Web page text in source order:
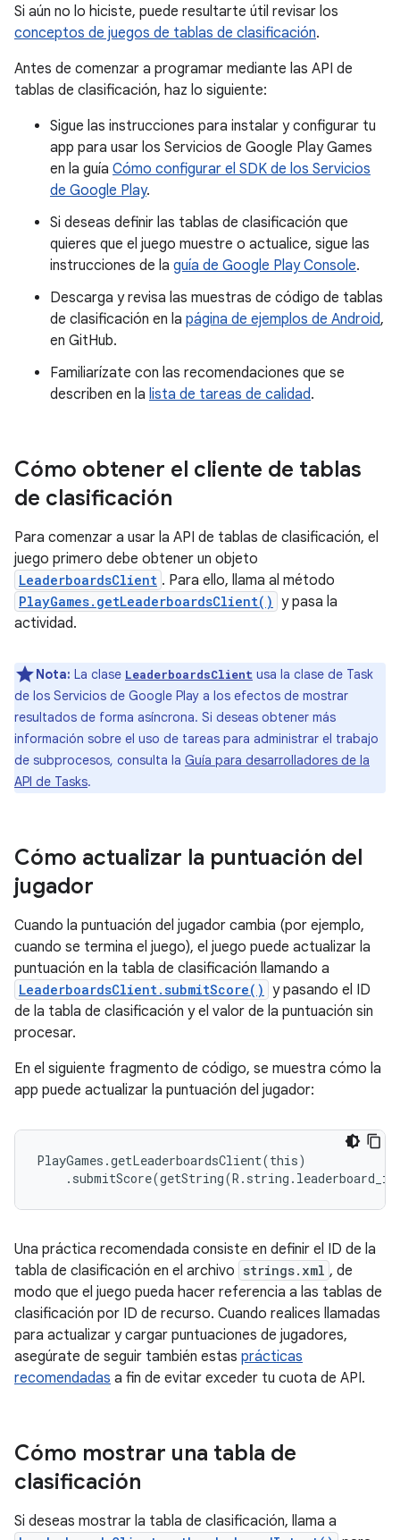
Si aún no lo hiciste, puede resultarte útil revisar los
conceptos de juegos de tablas de clasificación.
Antes de comenzar a programar mediante las API de
tablas de clasificación, haz lo siguiente:
Sigue las instrucciones para instalar y configurar tu
app para usar los Servicios de Google Play Games
en la guía Cómo configurar el SDK de los Servicios
de Google Play.
Si deseas definir las tablas de clasificación que
quieres que el juego muestre o actualice, sigue las
instrucciones de la guía de Google Play Console.
Descarga y revisa las muestras de código de tablas
de clasificación en la página de ejemplos de Android,
en GitHub.
Familiarízate con las recomendaciones que se
describen en la lista de tareas de calidad.
Cómo obtener el cliente de tablas
de clasificación
Para comenzar a usar la API de tablas de clasificación, el
juego primero debe obtener un objeto
LeaderboardsClient . Para ello, llama al método
PlayGames.getLeaderboardsClient() y pasa la
actividad.
Nota: La clase LeaderboardsClient usa la clase de Task
de los Servicios de Google Play a los efectos de mostrar
resultados de forma asíncrona. Si deseas obtener más
información sobre el uso de tareas para administrar el trabajo
de subprocesos, consulta la Guía para desarrolladores de la
API de Tasks.
Cómo actualizar la puntuación del
jugador
Cuando la puntuación del jugador cambia (por ejemplo,
cuando se termina el juego), el juego puede actualizar la
puntuación en la tabla de clasificación llamando a
LeaderboardsClient.submitScore() y pasando el ID
de la tabla de clasificación y el valor de la puntuación sin
procesar.
En el siguiente fragmento de código, se muestra cómo la
app puede actualizar la puntuación del jugador:
PlayGames.getLeaderboardsClient(this)
Una práctica recomendada consiste en definir el ID de la
tabla de clasificación en el archivo strings.xml , de
modo que el juego pueda hacer referencia a las tablas de
clasificación por ID de recurso. Cuando realices llamadas
para actualizar y cargar puntuaciones de jugadores,
asegúrate de seguir también estas prácticas
recomendadas a fin de evitar exceder tu cuota de API.
Cómo mostrar una tabla de
clasificación
Si deseas mostrar la tabla de clasificación, llama a